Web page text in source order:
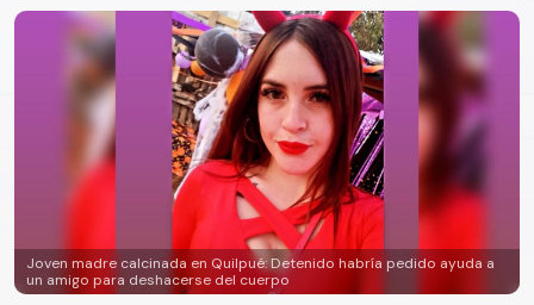
Joven madre calcinada en Quilpué: Detenido habría pedido ayuda a
un amigo para deshacerse del cuerpo